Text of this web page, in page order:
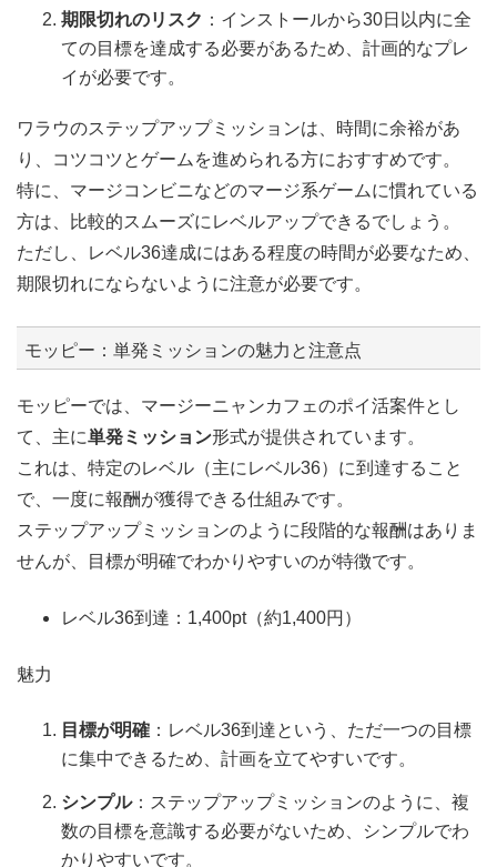
期限切れのリスク ：インストールから30日以内に全
ての目標を達成する必要があるため、計画的なプレ
イが必要です。
ワラウのステップアップミッションは、時間に余裕があ
り、コツコツとゲームを進められる方におすすめです。
特に、マージコンビニなどのマージ系ゲームに慣れている
方は、比較的スムーズにレベルアップできるでしょう。
ただし、レベル36達成にはある程度の時間が必要なため、
期限切れにならないように注意が必要です。
モッピー：単発ミッションの魅力と注意点
モッピーでは、マージーニャンカフェのポイ活案件とし
て、主に単発ミッション形式が提供されています。
これは、特定のレベル（主にレベル36）に到達すること
で、一度に報酬が獲得できる仕組みです。
ステップアップミッションのように段階的な報酬はありま
せんが、目標が明確でわかりやすいのが特徴です。
レベル36到達：1,400pt（約1,400円）
魅力
目標が明確 ：レベル36到達という、ただ一つの目標
に集中できるため、計画を立てやすいです。
シンプル：ステップアップミッションのように、複
数の目標を意識する必要がないため、シンプルでわ
かりやすいです。